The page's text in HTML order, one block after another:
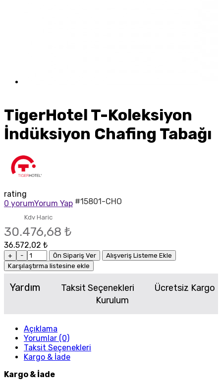
TigerHotel T-Koleksiyon
İndüksiyon Chafing Tabağı
rating
0 yorumYorum Yap #15801-CHO
Kdv Haric
30.476,68 ₺
36.572,02 ₺
+ - Ön Sipariş Ver
Alışveriş Listeme Ekle
Karşılaştırma listesine ekle
Yardım Taksit Seçenekleri
Ücretsiz Kargo
Kurulum
Açıklama
Yorumlar (0)
Taksit Seçenekleri
Kargo & İade
Kargo & İade